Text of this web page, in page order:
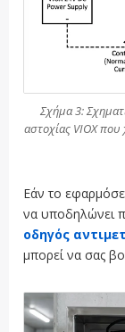
Σχήμα 3:
αστοχίας VIOX που
Εάν το
να υποδηλώνει
οδηγός
μπορεί να σας